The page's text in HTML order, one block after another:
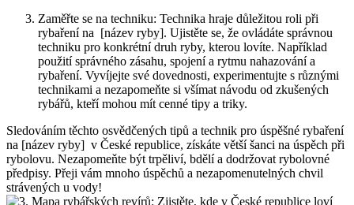
Zaměřte se na techniku: Technika hraje důležitou⁢ roli při
rybaření na ⁤ [název ryby]. Ujistěte se, ‍že ovládáte správnou
techniku pro konkrétní druh ryby, kterou lovíte. Například
použití správného zásahu, spojení a rytmu nahazování a
‌rybaření. Vyvíjejte své dovednosti,‌ experimentujte s různými
technikami a nezapomeňte si⁤ všímat návodu⁤ od zkušených⁣
rybářů, kteří mohou mít cenné tipy a triky.
Sledováním těchto osvědčených tipů a technik pro ⁢úspěšné rybaření⁢
na [název ryby] ​ v ‌České republice, získáte větší šanci na úspěch při
rybolovu. Nezapomeňte být trpěliví, bdělí a dodržovat​ rybolovné
předpisy. Přeji⁤ vám mnoho úspěchů a nezapomenutelných chvil
strávených u vody!